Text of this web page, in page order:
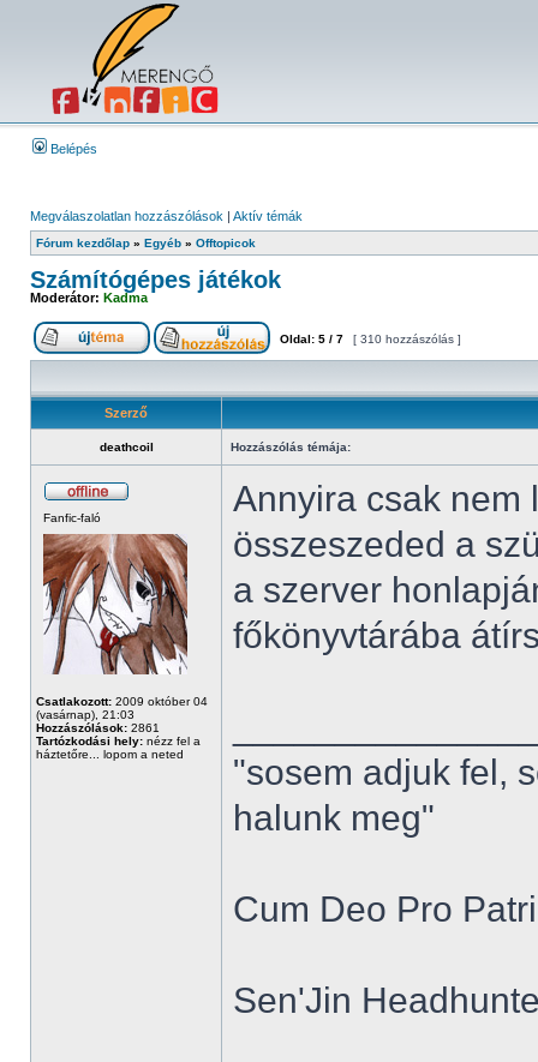
Belépés
Megválaszolatlan hozzászólások | Aktív témák
Fórum kezdőlap » Egyéb » Offtopicok
Számítógépes játékok
Moderátor: Kadma
Oldal: 5 / 7 [ 310 hozzászólás ]
Szerző
deathcoil Hozzászólás témája:
Fanfic-faló
Csatlakozott: 2009 október 04
(vasárnap), 21:03
Hozzászólások: 2861
Tartózkodási hely: nézz fel a
háztetőre... lopom a neted
Annyira csak nem
összeszeded a
a szerver
főkönyvtárába
"sosem adjuk fel,
halunk meg"
Cum Deo Pro
Sen'Jin